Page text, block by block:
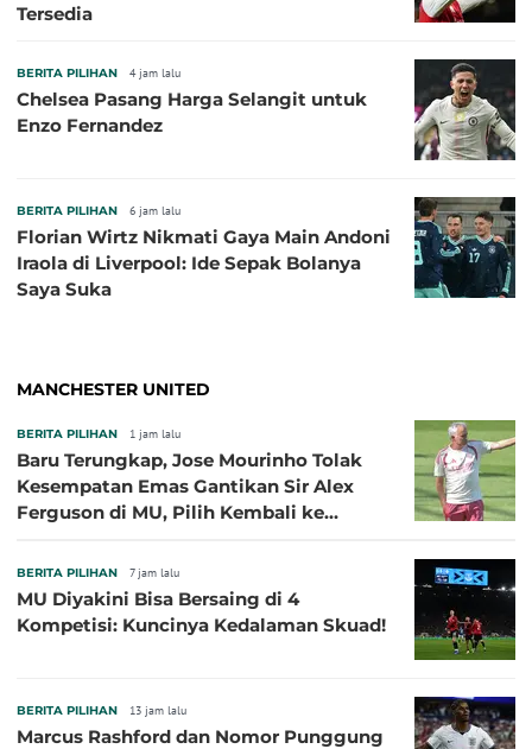
Tersedia
BERITA PILIHAN 4 jam lalu
Chelsea Pasang Harga Selangit untuk
Enzo Fernandez
BERITA PILIHAN 6 jam lalu
Florian Wirtz Nikmati Gaya Main Andoni
Iraola di Liverpool: Ide Sepak Bolanya
Saya Suka
MANCHESTER UNITED
BERITA PILIHAN 1 jam lalu
Baru Terungkap, Jose Mourinho Tolak
Kesempatan Emas Gantikan Sir Alex
Ferguson di MU, Pilih Kembali ke
BERITA PILIHAN 7 jam lalu
MU Diyakini Bisa Bersaing di 4
Kompetisi: Kuncinya Kedalaman Skuad!
BERITA PILIHAN 13 jam lalu
Marcus Rashford dan Nomor Punggung